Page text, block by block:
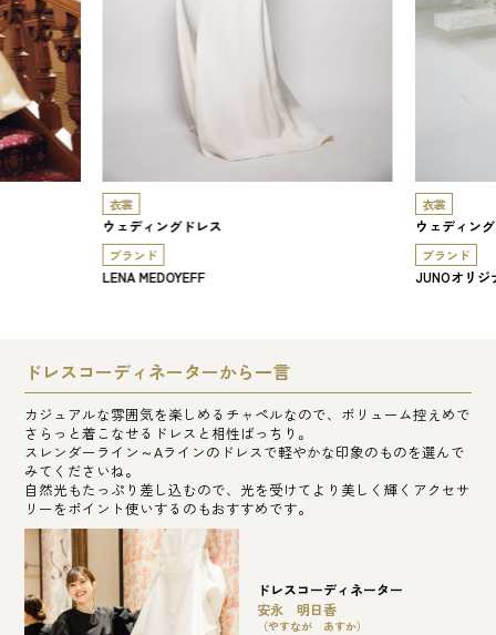
衣裳
ウェディングドレス
ブランド
LENA MEDOYEFF
衣裳
ウェディン
ブランド
JUNOオリジ
ドレスコーディネーター
安永 明日香
（やすなが あすか）
ドレスコーディネーターから一言
カジュアルな雰囲気を楽しめるチャペルなので、ボリューム控えめで
さらっと着こなせるドレスと相性ばっちり。
スレンダーライン～Aラインのドレスで軽やかな印象のものを選んで
みてくださいね。
自然光もたっぷり差し込むので、光を受けてより美しく輝くアクセサ
リーをポイント使いするのもおすすめです。